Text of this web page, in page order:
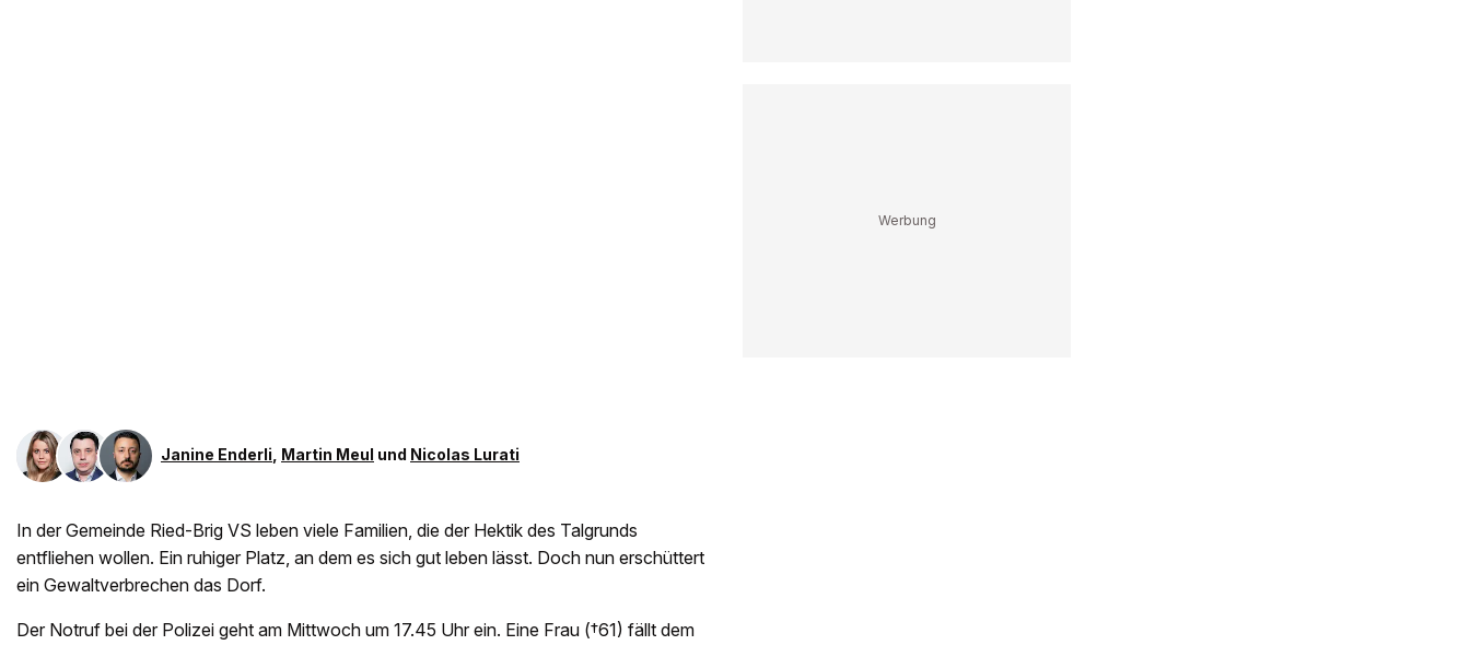
Janine Enderli Martin Meul und Nicolas Lurati
In der Gemeinde Ried-Brig VS leben viele Familien, die der Hektik des Talgrunds
entfliehen wollen. Ein ruhiger Platz, an dem es sich gut leben lässt. Doch nun erschüttert
ein Gewaltverbrechen das Dorf.
Der Notruf bei der Polizei geht am Mittwoch um 17.45 Uhr ein. Eine Frau (†61) fällt dem